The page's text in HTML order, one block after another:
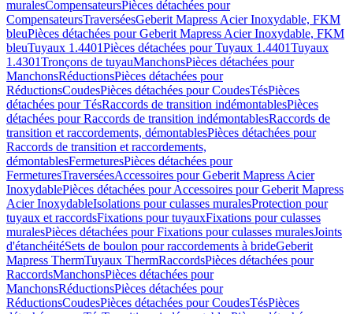
muralesCompensateursPièces détachées pour
CompensateursTraverséesGeberit Mapress Acier Inoxydable, FKM
bleuPièces détachées pour Geberit Mapress Acier Inoxydable, FKM
bleuTuyaux 1.4401Pièces détachées pour Tuyaux 1.4401Tuyaux
1.4301Tronçons de tuyauManchonsPièces détachées pour
ManchonsRéductionsPièces détachées pour
RéductionsCoudesPièces détachées pour CoudesTésPièces
détachées pour TésRaccords de transition indémontablesPièces
détachées pour Raccords de transition indémontablesRaccords de
transition et raccordements, démontablesPièces détachées pour
Raccords de transition et raccordements,
démontablesFermeturesPièces détachées pour
FermeturesTraverséesAccessoires pour Geberit Mapress Acier
InoxydablePièces détachées pour Accessoires pour Geberit Mapress
Acier InoxydableIsolations pour culasses muralesProtection pour
tuyaux et raccordsFixations pour tuyauxFixations pour culasses
muralesPièces détachées pour Fixations pour culasses muralesJoints
d'étanchéitéSets de boulon pour raccordements à brideGeberit
Mapress ThermTuyaux ThermRaccordsPièces détachées pour
RaccordsManchonsPièces détachées pour
ManchonsRéductionsPièces détachées pour
RéductionsCoudesPièces détachées pour CoudesTésPièces